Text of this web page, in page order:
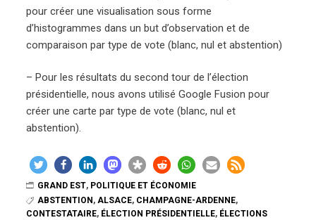
pour créer une visualisation sous forme
d’histogrammes dans un but d’observation et de
comparaison par type de vote (blanc, nul et abstention)
– Pour les résultats du second tour de l’élection
présidentielle, nous avons utilisé Google Fusion pour
créer une carte par type de vote (blanc, nul et
abstention).
GRAND EST, POLITIQUE ET ÉCONOMIE
ABSTENTION, ALSACE, CHAMPAGNE-ARDENNE,
CONTESTATAIRE, ÉLECTION PRÉSIDENTIELLE, ÉLECTIONS